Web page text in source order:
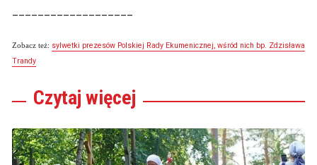
Zobacz też: sylwetki prezesów Polskiej Rady Ekumenicznej, wśród nich bp. Zdzisława
Trandy
Czytaj więcej